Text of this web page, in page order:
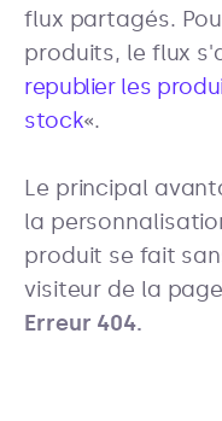
flux partagés.
produits, le flux
republier les
stock«.
Le principal
la
produit se fait
visiteur de la
Erreur 404.